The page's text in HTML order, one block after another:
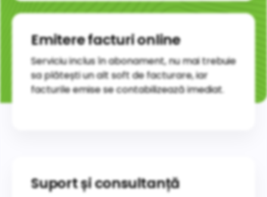
Emitere facturi online
Serviciu inclus în abonament, nu mai trebuie
sa plătești un alt soft de facturare, iar
facturile emise se contabilizează imediat.
Suport și consultanță